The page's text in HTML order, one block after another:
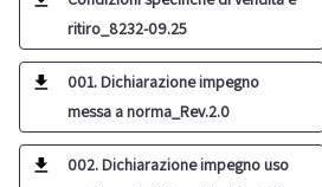
ritiro_8232-09.25
001. Dichiarazione impegno
messa a norma_Rev.2.0
002. Dichiarazione impegno uso